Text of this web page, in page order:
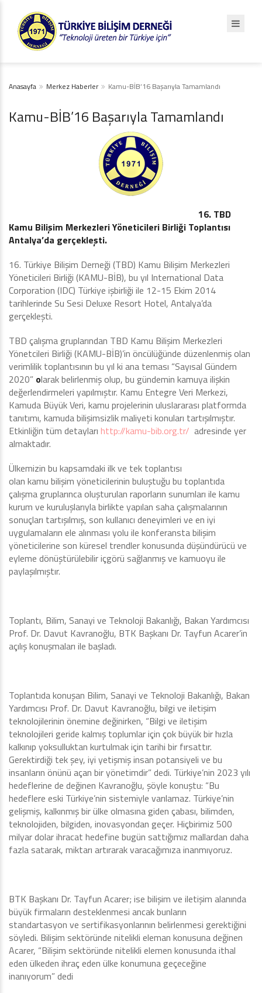
Anasayfa Merkez Haberler Kamu-BİB’16 Başarıyla Tamamlandı
Kamu-BİB’16 Başarıyla Tamamlandı
16. TBD
Kamu Bilişim Merkezleri Yöneticileri Birliği Toplantısı
Antalya’da gerçekleşti.
16. Türkiye Bilişim Derneği (TBD) Kamu Bilişim Merkezleri
Yöneticileri Birliği (KAMU-BİB), bu yıl International Data
Corporation (IDC) Türkiye işbirliği ile 12-15 Ekim 2014
tarihlerinde Su Sesi Deluxe Resort Hotel, Antalya’da
gerçekleşti.
TBD çalışma gruplarından TBD Kamu Bilişim Merkezleri
Yönetcileri Birliği (KAMU-BİB)’in öncülüğünde düzenlenmiş olan
verimlilik toplantısının bu yıl ki ana teması “Sayısal Gündem
2020” olarak belirlenmiş olup, bu gündemin kamuya ilişkin
değerlendirmeleri yapılmıştır. Kamu Entegre Veri Merkezi,
Kamuda Büyük Veri, kamu projelerinin uluslararası platformda
tanıtımı, kamuda bilişimsizlik maliyeti konuları tartışılmıştır.
Etkinliğin tüm detayları http://kamu-bib.org.tr/ adresinde yer
almaktadır.
Ülkemizin bu kapsamdaki ilk ve tek toplantısı
olan kamu bilişim yöneticilerinin buluştuğu bu toplantıda
çalışma gruplarınca oluşturulan raporların sunumları ile kamu
kurum ve kuruluşlarıyla birlikte yapılan saha çalışmalarının
sonuçları tartışılmış, son kullanıcı deneyimleri ve en iyi
uygulamaların ele alınması yolu ile konferansta bilişim
yöneticilerine son küresel trendler konusunda düşündürücü ve
eyleme dönüştürülebilir içgörü sağlanmış ve kamuoyu ile
paylaşılmıştır.
Toplantı, Bilim, Sanayi ve Teknoloji Bakanlığı, Bakan Yardımcısı
Prof. Dr. Davut Kavranoğlu, BTK Başkanı Dr. Tayfun Acarer’in
açılış konuşmaları ile başladı.
Toplantıda konuşan Bilim, Sanayi ve Teknoloji Bakanlığı, Bakan
Yardımcısı Prof. Dr. Davut Kavranoğlu, bilgi ve iletişim
teknolojilerinin önemine değinirken, “Bilgi ve iletişim
teknolojileri geride kalmış toplumlar için çok büyük bir hızla
kalkınıp yoksulluktan kurtulmak için tarihi bir fırsattır.
Gerektirdiği tek şey, iyi yetişmiş insan potansiyeli ve bu
insanların önünü açan bir yönetimdir” dedi. Türkiye’nin 2023 yılı
hedeflerine de değinen Kavranoğlu, şöyle konuştu: “Bu
hedeflere eski Türkiye’nin sistemiyle varılamaz. Türkiye’nin
gelişmiş, kalkınmış bir ülke olmasına giden çabası, bilimden,
teknolojiden, bilgiden, inovasyondan geçer. Hiçbirimiz 500
milyar dolar ihracat hedefine bugün sattığımız mallardan daha
fazla satarak, miktarı artırarak varacağımıza inanmıyoruz.
BTK Başkanı Dr. Tayfun Acarer; ise bilişim ve iletişim alanında
büyük firmaların desteklenmesi ancak bunların
standartasyon ve sertifikasyonlarının belirlenmesi gerektiğini
söyledi. Bilişim sektöründe nitelikli eleman konusuna değinen
Acarer, “Bilişim sektöründe nitelikli elemen konusunda ithal
eden ülkeden ihraç eden ülke konumuna geçeceğine
inanıyorum” dedi